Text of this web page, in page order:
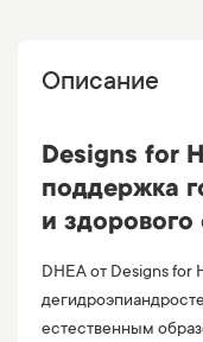
Описание
Designs for
поддержка
и здорового
DHEA от Designs for
естественным